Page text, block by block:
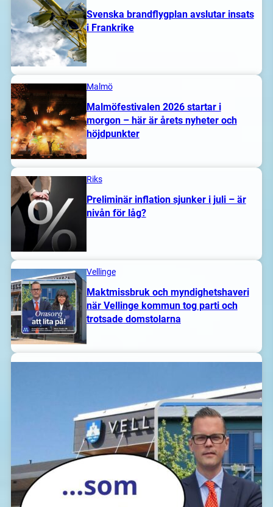
Svenska brandflygplan avslutar insats
i Frankrike
Malmö
Malmöfestivalen 2026 startar i
morgon – här är årets nyheter och
höjdpunkter
Riks
Preliminär inflation sjunker i juli – är
nivån för låg?
Vellinge
Maktmissbruk och myndighetshaveri
när Vellinge kommun tog parti och
trotsade domstolarna